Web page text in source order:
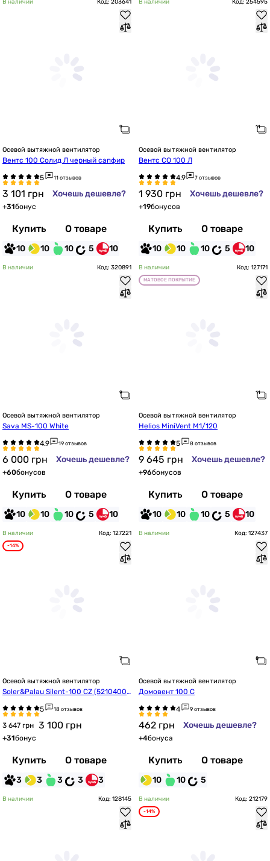
В наличии Код: 203641
Осевой вытяжной вентилятор
Вентс 100 Солид Л черный сапфир
11 отзывов
3 101 грн Хочешь дешевле?
+31бонус
Купить О товаре
10 10 10 5 10
В наличии Код: 254595
Осевой вытяжной вентилятор
Вентс СО 100 Л
7 отзывов
1 930 грн Хочешь дешевле?
+19бонусов
Купить О товаре
10 10 10 5 10
В наличии Код: 320891
Осевой вытяжной вентилятор
Sava MS-100 White
19 отзывов
6 000 грн Хочешь дешевле?
+60бонусов
Купить О товаре
10 10 10 5 10
В наличии Код: 127171
МАТОВОЕ ПОКРЫТИЕ
Осевой вытяжной вентилятор
Helios MiniVent M1/120
8 отзывов
9 645 грн Хочешь дешевле?
+96бонусов
Купить О товаре
10 10 10 5 10
В наличии Код: 127221
-14%
Осевой вытяжной вентилятор
Soler&Palau Silent-100 CZ (52104007
18 отзывов
3 647 грн 3 100 грн
+31бонус
Купить О товаре
3 3 3 3 3
В наличии Код: 127437
Осевой вытяжной вентилятор
Домовент 100 С
9 отзывов
462 грн Хочешь дешевле?
+4бонуса
Купить О товаре
10 10 5
В наличии Код: 128145 В наличии Код: 212179
-14%